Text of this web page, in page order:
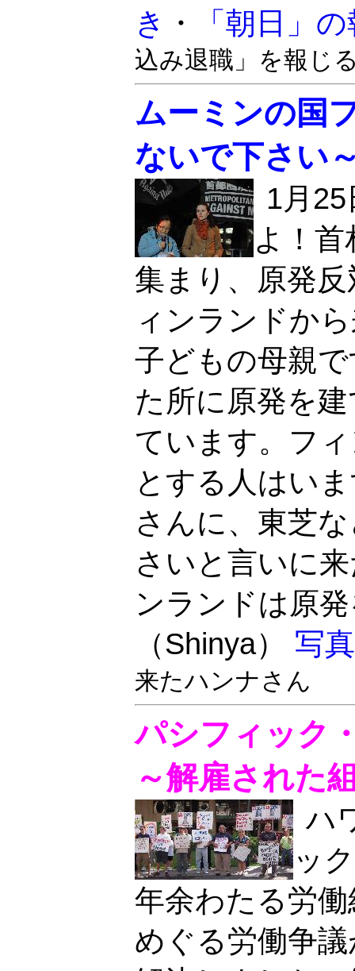
き ・ 「朝日」
込み退職」を報じ
ムーミンの国
ないで下さい
1月
よ！
集まり、原発
ィンランドか
子どもの母親
た所に原発を
ています。フ
とする人はい
さんに、東芝
さいと言いに
ンランドは原
（Shinya） 写
来たハンナさん
パシフィック
～解雇された
ハ
ッ
年余わたる労
めぐる労働争